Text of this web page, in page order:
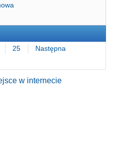
25 Następna
w internecie